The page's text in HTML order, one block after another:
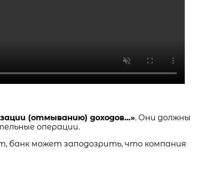
(отмыванию) доходов…». Они должны
операции.
банк может заподозрить, что компания